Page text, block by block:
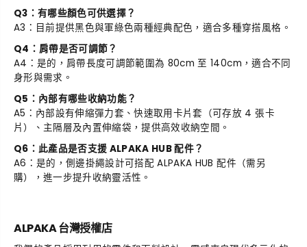
Q3：有哪些顏色可供選擇？
A3：目前提供黑色與軍綠色兩種經典配色，適合多種穿搭風格。
Q4：肩帶是否可調節？
A4：是的，肩帶長度可調節範圍為 80cm 至 140cm，適合不同
身形與需求。
Q5：內部有哪些收納功能？
A5：內部設有伸縮彈力套、快速取用卡片套（可存放 4 張卡
片）、主隔層及內置伸縮袋，提供高效收納空間。
Q6：此產品是否支援 ALPAKA HUB 配件？
A6：是的，側邊掛繩設計可搭配 ALPAKA HUB 配件（需另
購），進一步提升收納靈活性。
ALPAKA 台灣授權店